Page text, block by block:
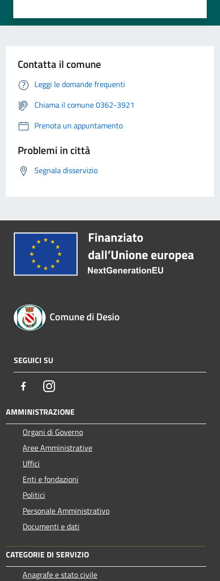
Contatta il comune
Leggi le domande frequenti
Chiama il comune 0362-3921
Prenota un appuntamento
Problemi in città
Segnala disservizio
Comune di Desio
SEGUICI SU
FacebookInstagram
AMMINISTRAZIONE
Organi di Governo
Aree Amministrative
Uffici
Enti e fondazioni
Politici
Personale Amministrativo
Documenti e dati
CATEGORIE DI SERVIZIO
Anagrafe e stato civile